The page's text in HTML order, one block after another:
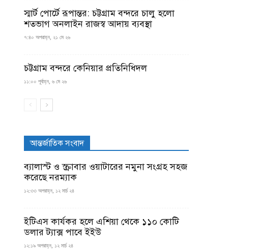
স্মার্ট পোর্টে রূপান্তর: চট্টগ্রাম বন্দরে চালু হলো
শতভাগ অনলাইন রাজস্ব আদায় ব্যবস্থা
৭:৪০ অপরাহ্ন, ২১ মে ২৬
চট্টগ্রাম বন্দরে কেনিয়ার প্রতিনিধিদল
১১:০০ পূর্বাহ্ন, ৬ মে ২৬
আন্তর্জাতিক সংবাদ
ব্যালাস্ট ও স্ক্রাবার ওয়াটারের নমুনা সংগ্রহ সহজ
করেছে নরম্যাক
১২:৩৩ অপরাহ্ন, ১২ মার্চ ২৪
ইটিএস কার্যকর হলে এশিয়া থেকে ১১০ কোটি
ডলার ট্যাক্স পাবে ইইউ
১২:১৯ অপরাহ্ন, ১২ মার্চ ২৪